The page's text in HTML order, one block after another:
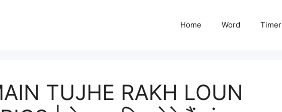
Home Word Timer
TUJHE RAKH LOUN